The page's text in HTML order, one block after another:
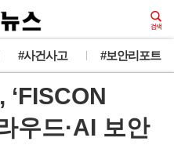
#사건사고 #보안리포트
우드·AI 보안